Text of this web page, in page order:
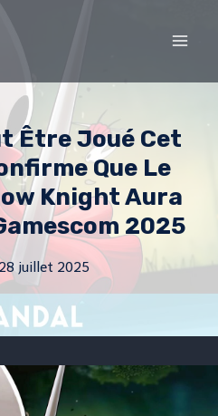
Être Joué Cet
Que Le
Knight Aura
2025
28 juillet 2025